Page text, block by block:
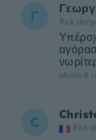
Γ Rok
około 6
C Rok